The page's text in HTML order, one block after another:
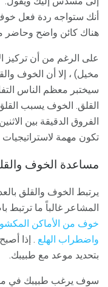
أنك ستواجه ردة فعل
هناك كائن واضح وحاضر
على الرغم من أن تركيز
مخيل) ، إلا أن الخوف
سيختبر معظم الناس
القلق. الخوف يسبب
الفروق الدقيقة بين
تكون مهمة لاستراتيجيات
مساعدة الخوف
يرتبط الخوف والقلق
المشاعر غالباً ما ترتبط
خوف من الأماكن
واضطراب الهلع . إذا
بتحديد موعد مع طبيبك.
سوف يرغب طبيبك في